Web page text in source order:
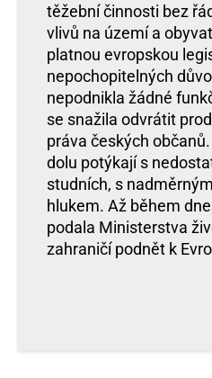
těžební činnosti bez
vlivů na území a
platnou evropskou
nepochopitelných
nepodnikla žádné
se snažila odvrátit
práva českých
dolu potýkají s
studních, s
hlukem. Až během
podala Ministerstva
zahraničí podnět k